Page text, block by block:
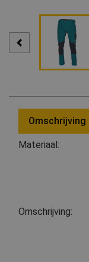
Omschrijving
Materiaal:
Omschrijving: